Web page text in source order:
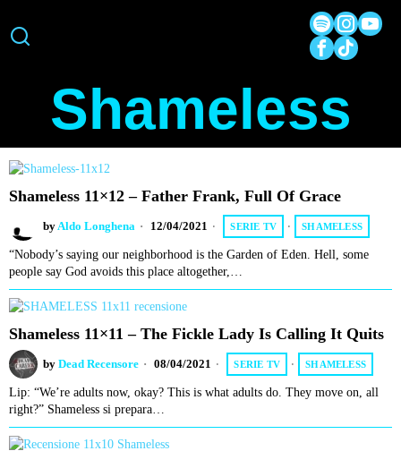
Shameless
Shameless 11×12 – Father Frank, Full Of Grace
by Aldo Longhena 12/04/2021 SERIE TV · SHAMELESS
“Nobody’s saying our neighborhood is the Garden of Eden. Hell, some
people say God avoids this place altogether,…
Shameless 11×11 – The Fickle Lady Is Calling It Quits
by Dead Recensore 08/04/2021 SERIE TV · SHAMELESS
Lip: “We’re adults now, okay? This is what adults do. They move on, all
right?” Shameless si prepara…